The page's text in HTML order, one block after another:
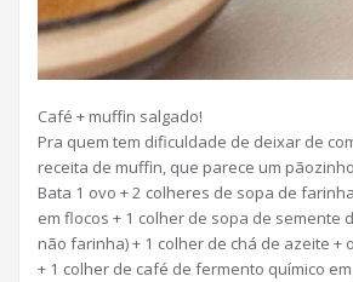
Café + muffin salgado!
Pra quem tem dificuldade de deixar de
receita de muffin, que parece um
Bata 1 ovo + 2 colheres de sopa de
em flocos + 1 colher de sopa de semente
não farinha) + 1 colher de chá de azeite +
+ 1 colher de café de fermento químico